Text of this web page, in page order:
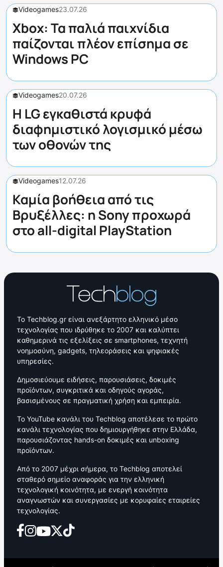
Videogames23.07.26
Xbox: Τα παλιά παιχνίδια
παίζονται πλέον επίσημα σε
Windows PC
Videogames20.07.26
Η LG εγκαθιστά κρυφά
διαφημιστικό λογισμικό μέσω
των οθονών της
Videogames12.07.26
Καμία βοήθεια από τις
Βρυξέλλες: η Sony προχωρά
στο all-digital PlayStation
Το Techblog.gr είναι ανεξάρτητο ελληνικό μέσο
τεχνολογίας που ιδρύθηκε το 2007 και καλύπτει
καθημερινά τις εξελίξεις σε smartphones, τεχνητή
νοημοσύνη, gadgets, τηλεοράσεις και ψηφιακές
υπηρεσίες.
Δημοσιεύουμε ειδήσεις, παρουσιάσεις, δοκιμές
προϊόντων, συγκριτικά και οδηγούς αγοράς,
βασισμένους σε πραγματική χρήση και εμπειρία.
Το YouTube κανάλι του Techblog αποτέλεσε το πρώτο
κανάλι τεχνολογίας που δημιουργήθηκε στην Ελλάδα,
παρουσιάζοντας hands-on δοκιμές και unboxing
προϊόντων.
Από το 2007 μέχρι σήμερα, το Techblog αποτελεί
σταθερό σημείο αναφοράς για την ελληνική
τεχνολογική κοινότητα, με ενεργή κοινότητα
αναγνωστών και συνεργασίες με κορυφαίες εταιρείες
τεχνολογίας.